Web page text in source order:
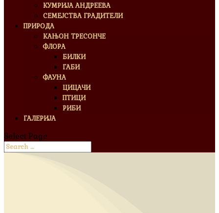
КУМРИЈА АНДРЕЕВА
СЕМЕЈСТВА ГРАДИТЕЛИ
ПРИРОДА
КАЊОН ТРЕСОНЧЕ
ФЛОРА
БИЛКИ
ГАБИ
ФАУНА
ЦИЦАЧИ
ПТИЦИ
РИБИ
ГАЛЕРИЈА
Select Page